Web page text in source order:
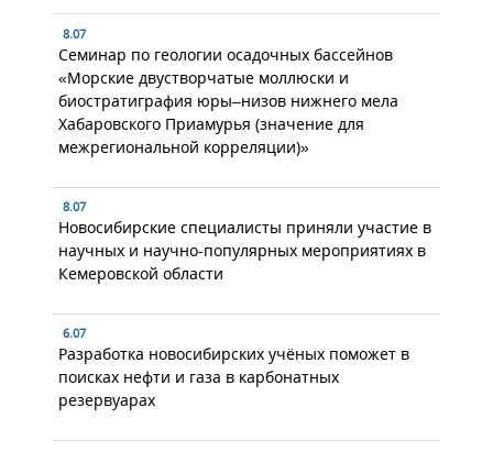
8.07
Семинар по геологии осадочных бассейнов
«Морские двустворчатые моллюски и
биостратиграфия юры–низов нижнего мела
Хабаровского Приамурья (значение для
межрегиональной корреляции)»
8.07
Новосибирские специалисты приняли участие в
научных и научно-популярных мероприятиях в
Кемеровской области
6.07
Разработка новосибирских учёных поможет в
поисках нефти и газа в карбонатных
резервуарах